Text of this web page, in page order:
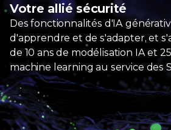
Votre allié sécurité
Desfonctionnalités d'IA
d'apprendre et de s'adapter, et
de 10 ans de modélisation IA et 25
machine learning au service des